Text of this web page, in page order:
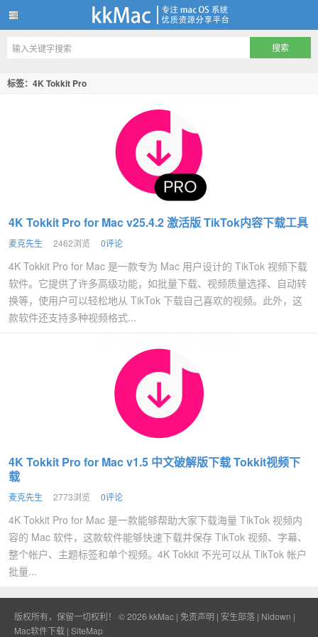
kkMac
标签：4K Tokkit Pro
4K Tokkit Pro for Mac v25.4.2 激活版 TikTok内容下载工具
麦克先生 2462浏览 0评论
4K Tokkit Pro for Mac 是一款专为 Mac 用户设计的 TikTok 视频下载
软件。它提供了许多高级功能，如批量下载、视频质量选择、自动转
换等，使用户可以轻松地从 TikTok 下载自己喜欢的视频。此外，这
款软件还支持多种视频格式...
4K Tokkit Pro for Mac v1.5 中文破解版下载 Tokkit视频下
载
麦克先生 2773浏览 0评论
4K Tokkit Pro for Mac 是一款能够帮助大家下载海量 TikTok 视频内
容的 Mac 软件，这款软件能够快速下载并保存 TikTok 视频、字幕、
整个帐户、主题标签和单个视频。4K Tokkit 不光可以从 TikTok 帐户
批量...
版权所有，保留一切权利！ © 2026 kkMac | 免责声明 | 安生部落 | Nidown |
Mac软件下载 | SiteMap